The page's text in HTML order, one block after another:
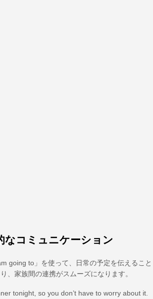
なコミュニケーション
going to」を使って、日常の予定を伝えること
、家族間の連携がスムーズになります。
tonight, so you don’t have to worry about it.